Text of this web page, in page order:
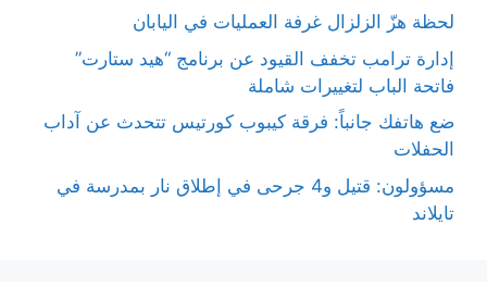
لحظة هزّ الزلزال غرفة العمليات في اليابان
إدارة ترامب تخفف القيود عن برنامج “هيد ستارت”
فاتحة الباب لتغييرات شاملة
ضع هاتفك جانباً: فرقة كيبوب كورتيس تتحدث عن آداب
الحفلات
مسؤولون: قتيل و4 جرحى في إطلاق نار بمدرسة في
تايلاند